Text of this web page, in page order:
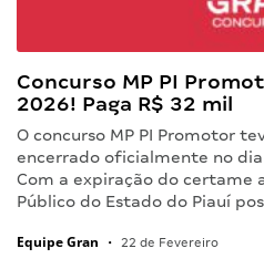
Concurso MP PI
2026! Paga R$ 32 mil
O concurso MP PI Promotor
encerrado oficialmente no
Com a expiração do certame
Público do Estado do Piauí
Equipe Gran • 22 de Fevereiro